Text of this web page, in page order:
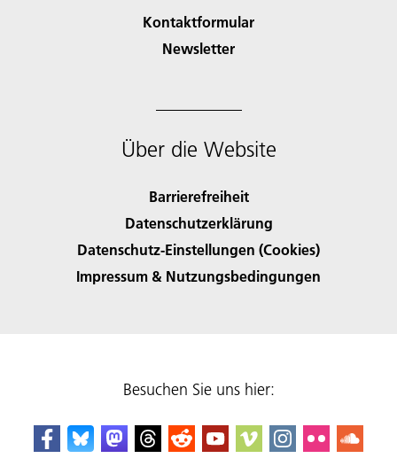
Kontaktformular
Newsletter
Über die Website
Barrierefreiheit
Datenschutzerklärung
Datenschutz-Einstellungen (Cookies)
Impressum & Nutzungsbedingungen
Besuchen Sie uns hier: